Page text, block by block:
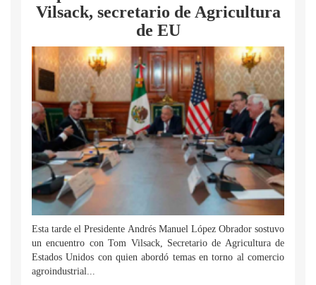
Vilsack, secretario de Agricultura
de EU
Esta tarde el Presidente Andrés Manuel López Obrador sostuvo
un encuentro con Tom Vilsack, Secretario de Agricultura de
Estados Unidos con quien abordó temas en torno al comercio
agroindustrial...